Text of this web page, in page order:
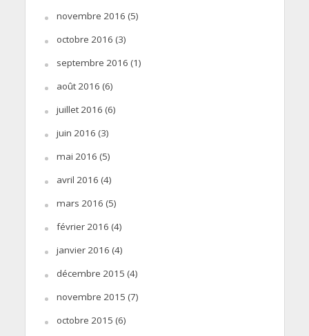
novembre 2016 (5)
octobre 2016 (3)
septembre 2016 (1)
août 2016 (6)
juillet 2016 (6)
juin 2016 (3)
mai 2016 (5)
avril 2016 (4)
mars 2016 (5)
février 2016 (4)
janvier 2016 (4)
décembre 2015 (4)
novembre 2015 (7)
octobre 2015 (6)